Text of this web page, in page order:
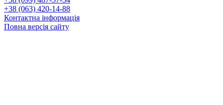
+38 (063) 420-14-88
Контактна інформація
Повна версія сайту